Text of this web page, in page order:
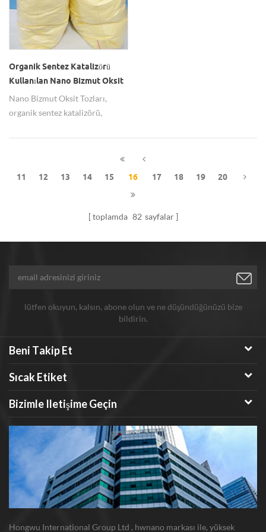
Organik Sentez Katalizörü
Kullanılan Nano Bizmut Oksit
Toz Bi2O3
Nano Bizmut Oksit Tozları,
organik sentez katalizörü,
alanlarda yaygın olarak
11 12 13 14 15 16 17 18 19 20
toplamda 82 sayfalar
lütfen okuyun, kalsın, abone olun ve ne düşündüğünüzü bize
bildirin.
Beni Takip Et
Sıcak Etiket
Bizimle Iletişime Geçin
Hongwu International Group Ltd , hwnano markası ile, yüksek